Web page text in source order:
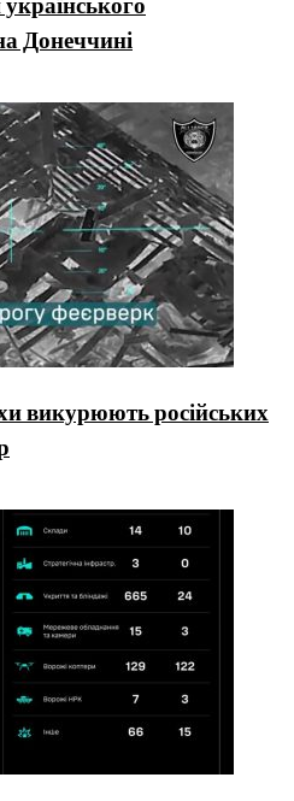
Донеччині
викурюють російських